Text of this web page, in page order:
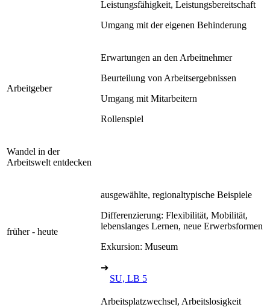
Leistungsfähigkeit, Leistungsbereitschaft
Umgang mit der eigenen Behinderung
Arbeitgeber
Erwartungen an den Arbeitnehmer
Beurteilung von Arbeitsergebnissen
Umgang mit Mitarbeitern
Rollenspiel
Wandel in der
Arbeitswelt entdecken
früher - heute
ausgewählte, regionaltypische Beispiele
Differenzierung: Flexibilität, Mobilität,
lebenslanges Lernen, neue Erwerbsformen
Exkursion: Museum
➔
SU, LB 5
Arbeitsplatzwechsel, Arbeitslosigkeit